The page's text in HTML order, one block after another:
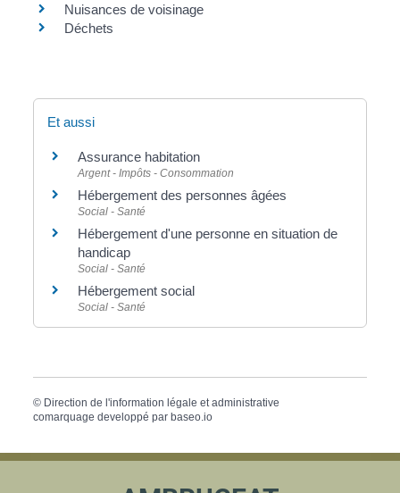
Nuisances de voisinage
Déchets
Et aussi
Assurance habitation
Argent - Impôts - Consommation
Hébergement des personnes âgées
Social - Santé
Hébergement d'une personne en situation de
handicap
Social - Santé
Hébergement social
Social - Santé
© Direction de l'information légale et administrative
comarquage developpé parbaseo.io